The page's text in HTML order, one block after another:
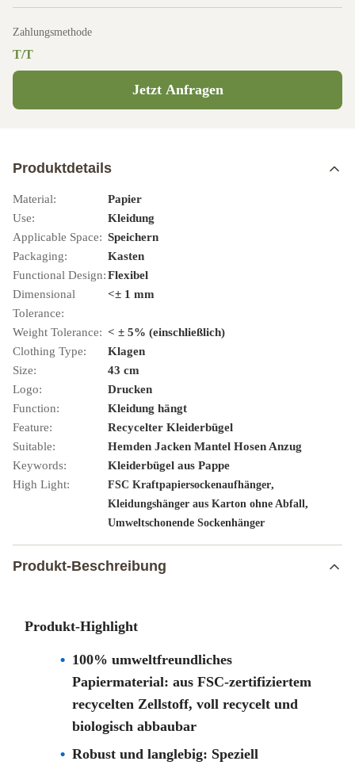
Zahlungsmethode
T/T
Jetzt Anfragen
Produktdetails
Material:
Papier
Use:
Kleidung
Applicable Space: Speichern
Packaging:
Kasten
Functional Design:Flexibel
Dimensional
Tolerance:
<± 1 mm
Weight Tolerance: < ± 5% (einschließlich)
Clothing Type:
Klagen
Size:
43 cm
Logo:
Drucken
Function:
Kleidung hängt
Feature:
Recycelter Kleiderbügel
Suitable:
Hemden Jacken Mantel Hosen Anzug
Keywords:
Kleiderbügel aus Pappe
High Light:
FSC Kraftpapiersockenaufhänger,
Kleidungshänger aus Karton ohne Abfall,
Umweltschonende Sockenhänger
Produkt-Beschreibung
Produkt-Highlight
100% umweltfreundliches
Papiermaterial: aus FSC-zertifiziertem
recycelten Zellstoff, voll recycelt und
biologisch abbaubar
Robust und langlebig: Speziell